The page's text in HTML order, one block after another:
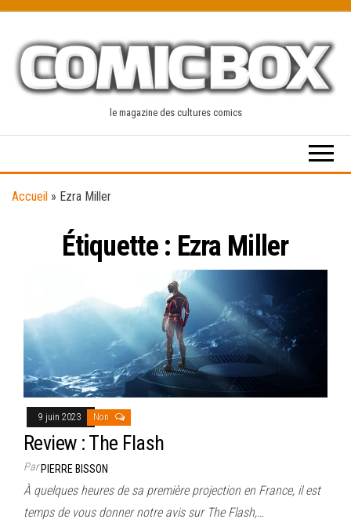
content
le magazine des cultures comics
Accueil » Ezra Miller
Étiquette : Ezra Miller
9 juin 2023 Non
Review : The Flash
ParPIERRE BISSON
À quelques heures de sa première projection en France, il est
temps de vous donner notre avis sur The Flash,…